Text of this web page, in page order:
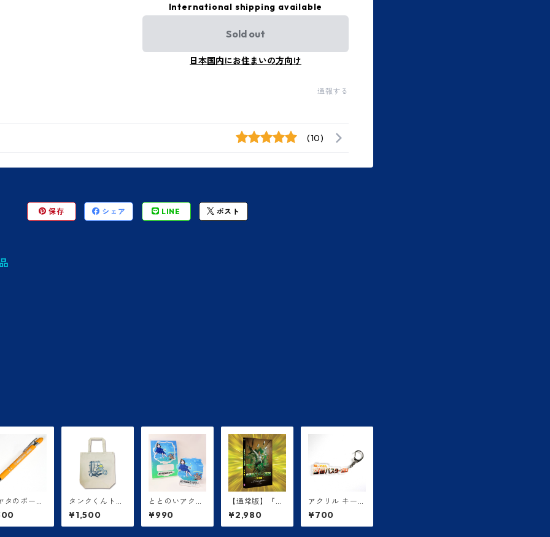
International shipping available
Sold out
日本国内にお住まいの方向け
通報する
(10)
保存 シェア LINE ポスト
タのボール
タンクくんトー
ト
¥1,500
ととのいアクリ
ルスタンド
¥990
【通常版】『宮
田バスターズ
(株)-大長編-』
DVD
¥2,980
アクリル キーホ
ルダー
¥700